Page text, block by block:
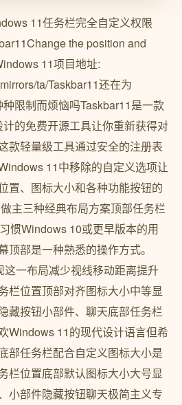
11任务栏完全自定义权限
the position and
11项目地址:
ta/Taskbar11还在为
限制而烦恼吗Taskbar11是一款
的免费开源工具让你重新获得对
款轻量级工具通过安全的注册表
11中移除的自定义选项让
置、图标大小和各种功能按钮的
主三种经典布局方案顶部任务栏
惯Windows 10或更早版本的用
顶部是一种熟悉的操作方式。
这一布局减少视线移动距离提升
栏位置顶部对齐图标大小中等显
藏按钮小部件、聊天底部任务栏
Windows 11的现代设计语言但希
部任务栏配合自定义图标大小是
栏位置底部默认图标大小大号显
小部件隐藏按钮聊天极简主义专